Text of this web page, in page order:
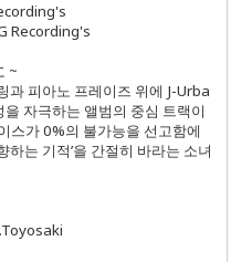
Recording's
~
과 피아노 프레이즈 위에 J-Urba
자극하는 앨범의 중심 트랙이
스가 0%의 불가능을 선고함에
하는 기적’을 간절히 바라는 소녀